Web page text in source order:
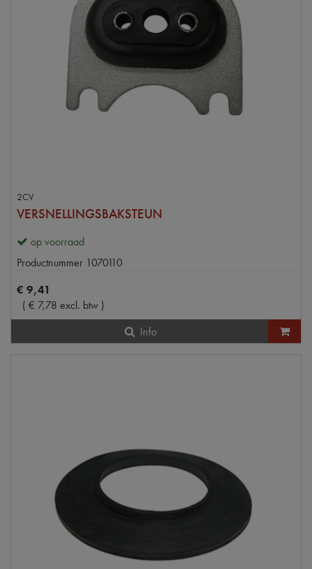
2CV
VERSNELLINGSBAKSTEUN
op voorraad
Productnummer 1070110
€ 9,41
( € 7,78 excl. btw )
Info